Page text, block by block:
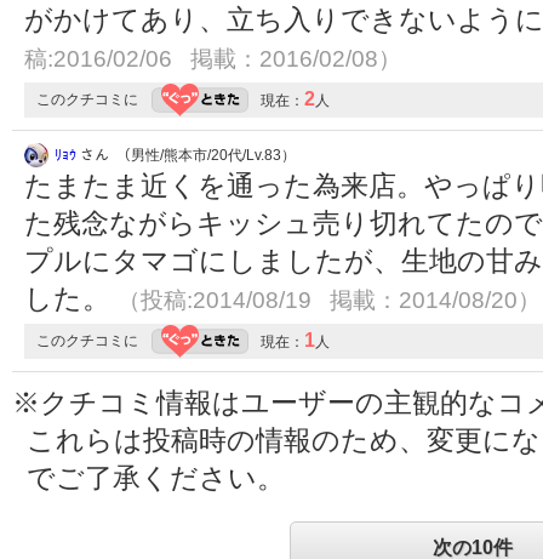
がかけてあり、立ち入りできないよう
稿:2016/02/06 掲載：2016/02/08）
このクチコミに 現在： 2人
ﾘｮｳ さん （男性/熊本市/20代/Lv.83）
たまたま近くを通った為来店。やっぱ
た残念ながらキッシュ売り切れてたの
プルにタマゴにしましたが、生地の甘
した。
（投稿:2014/08/19 掲載：2014/08/20）
このクチコミに 現在： 1人
※クチコミ情報はユーザーの主観的なコ
これらは投稿時の情報のため、変更に
でご了承ください。
次の10件